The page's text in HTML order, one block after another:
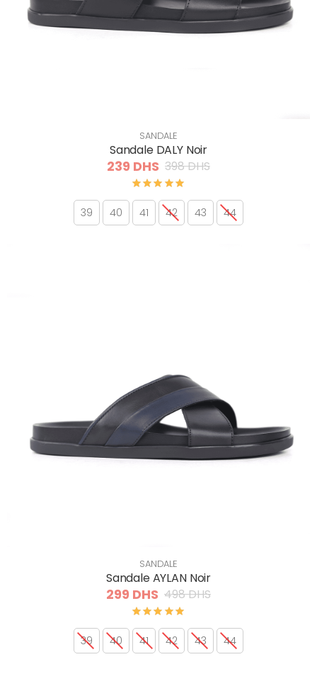
SANDALE
Sandale DALY Noir
239 DHS 398 DHS
39 40 41 42 43 44
SANDALE
Sandale AYLAN Noir
299 DHS 498 DHS
39 40 41 42 43 44